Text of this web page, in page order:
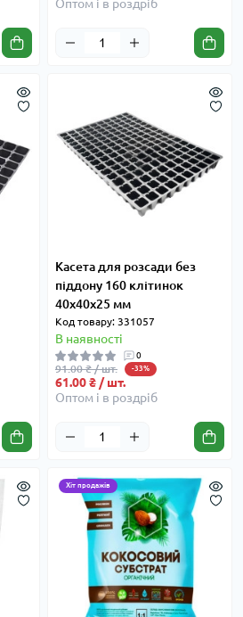
Оптом і в роздріб
Касета для розсади без
піддону 160 клітинок
40x40x25 мм
Код товару: 331057
В наявності
0
91.00 ₴ / шт. -33%
61.00 ₴ / шт.
Оптом і в роздріб
Хіт продажів